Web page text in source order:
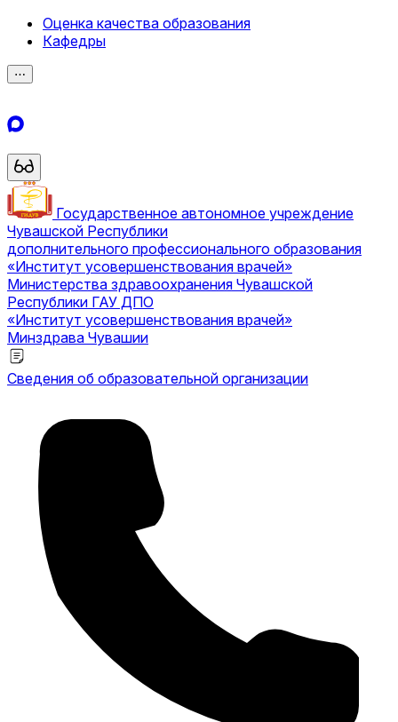
Оценка качества образования
Кафедры
⋯
Государственное автономное учреждение
Чувашской Республики
дополнительного профессионального образования
«Институт усовершенствования врачей»
Министерства здравоохранения Чувашской
Республики ГАУ ДПО
«Институт усовершенствования врачей»
Минздрава Чувашии
Сведения об образовательной организации